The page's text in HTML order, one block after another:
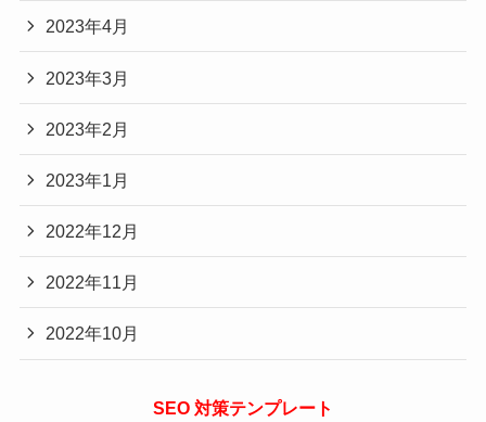
2023年4月
2023年3月
2023年2月
2023年1月
2022年12月
2022年11月
2022年10月
SEO 対策テンプレート